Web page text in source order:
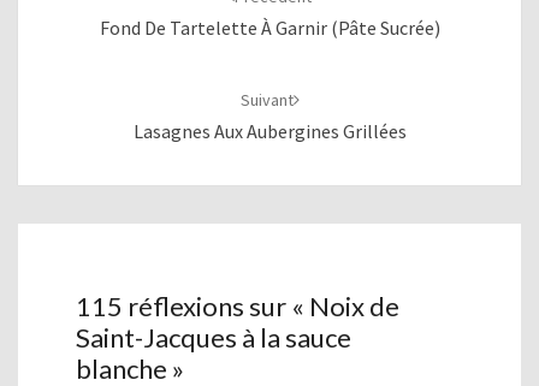
Fond De Tartelette À Garnir (pâte Sucrée)
Suivant
Lasagnes Aux Aubergines Grillées
115 réflexions sur « Noix de
Saint-Jacques à la sauce
blanche »